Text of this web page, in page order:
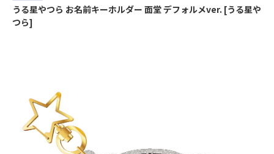
うる星やつら お名前キーホルダー 面堂 デフォルメver. [うる星や
つら]